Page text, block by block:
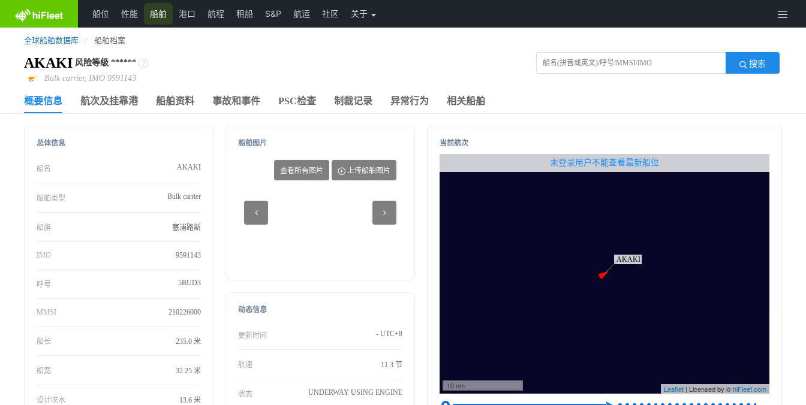
船位 性能 船舶 港口 航程 租船 S&P 航运 社区 关于
全球船舶数据库 / 船舶档案
AKAKI 风险等级 ******
Bulk carrier, IMO 9591143
搜索
概要信息 航次及挂靠港 船舶资料 事故和事件 PSC检查 制裁记录 异常行为 相关船舶
总体信息
船名 AKAKI
船舶类型 Bulk carrier
船旗 塞浦路斯
IMO 9591143
呼号 5BUD3
MMSI 210226000
船长 235.0 米
船宽 32.25 米
设计吃水 13.6 米
船舶图片
查看所有图片 上传船舶图片
动态信息
更新时间 - UTC+8
航速 11.3 节
状态 UNDERWAY USING ENGINE
当前航次
10 nm Leaflet | Licensed by ©hiFleet.com
未登录用户不能查看最新船位
无权查看最新船位，请联系开通